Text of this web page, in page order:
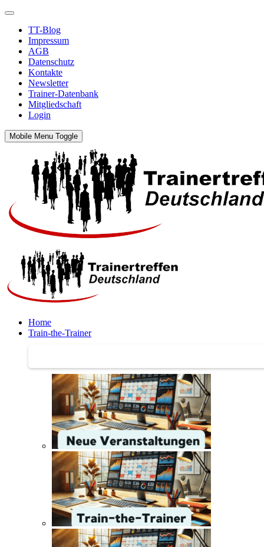
TT-Blog
Impressum
AGB
Datenschutz
Kontakte
Newsletter
Trainer-Datenbank
Mitgliedschaft
Login
Mobile Menu Toggle
Home
Train-the-Trainer